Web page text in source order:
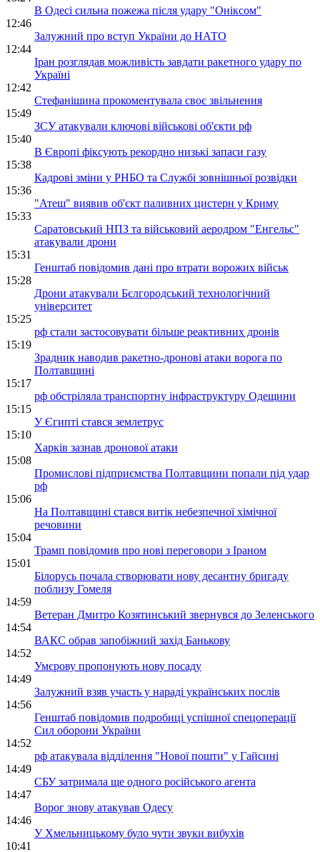
В Одесі сильна пожежа після удару "Оніксом"
12:46
Залужний про вступ України до НАТО
12:44
Іран розглядав можливість завдати ракетного удару по
Україні
12:42
Стефанішина прокоментувала своє звільнення
15:49
ЗСУ атакували ключові військові об'єкти рф
15:40
В Європі фіксують рекордно низькі запаси газу
15:38
Кадрові зміни у РНБО та Службі зовнішньої розвідки
15:36
"Атеш" виявив об'єкт паливних цистерн у Криму
15:33
Саратовський НПЗ та військовий аеродром "Енгельс"
атакували дрони
15:31
Генштаб повідомив дані про втрати ворожих військ
15:28
Дрони атакували Бєлгородський технологічний
університет
15:25
рф стали застосовувати більше реактивних дронів
15:19
Зрадник наводив ракетно-дронові атаки ворога по
Полтавщині
15:17
рф обстріляла транспортну інфраструктуру Одещини
15:15
У Єгипті стався землетрус
15:10
Харків зазнав дронової атаки
15:08
Промислові підприємства Полтавщини попали під удар
рф
15:06
На Полтавщині стався витік небезпечної хімічної
речовини
15:04
Трамп повідомив про нові переговори з Іраном
15:01
Білорусь почала створювати нову десантну бригаду
поблизу Гомеля
14:59
Ветеран Дмитро Козятинський звернувся до Зеленського
14:54
ВАКС обрав запобіжний захід Банькову
14:52
Умєрову пропонують нову посаду
14:49
Залужний взяв участь у нараді українських послів
14:56
Генштаб повідомив подробиці успішної спецоперації
Сил оборони України
14:52
рф атакувала відділення "Нової пошти" у Гайсині
14:49
СБУ затримала ще одного російського агента
14:47
Ворог знову атакував Одесу
14:46
У Хмельницькому було чути звуки вибухів
10:41